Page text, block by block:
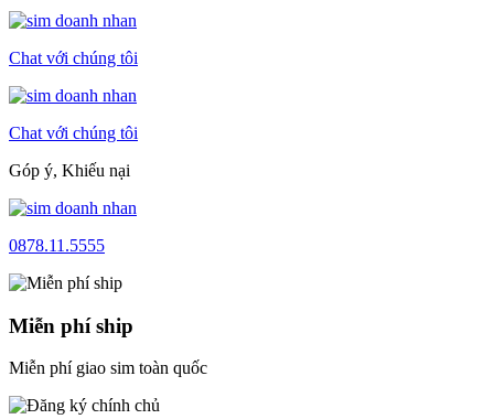
Chat với chúng tôi
Chat với chúng tôi
Góp ý, Khiếu nại
0878.11.5555
Miễn phí ship
Miễn phí giao sim toàn quốc